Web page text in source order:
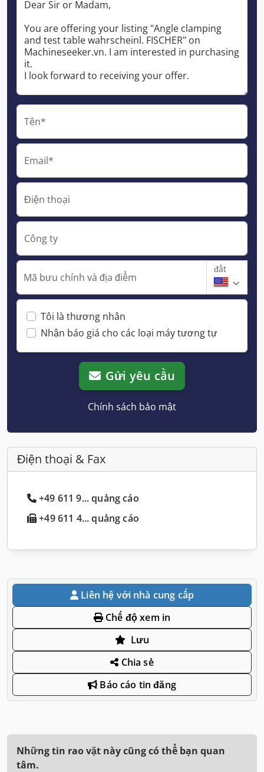
Tên*
Email*
Điện thoại
Công ty
Mã bưu chính và địa điểm
đất
Tôi là thương nhân
Nhận báo giá cho các loại máy tương tự
Gửi yêu cầu
Chính sách bảo mật
Điện thoại & Fax
+49 611 9... quảng cáo
+49 611 4... quảng cáo
Liên hệ với nhà cung cấp
Chế độ xem in
Lưu
Chia sẻ
Báo cáo tin đăng
Những tin rao vặt này cũng có thể bạn quan
tâm.